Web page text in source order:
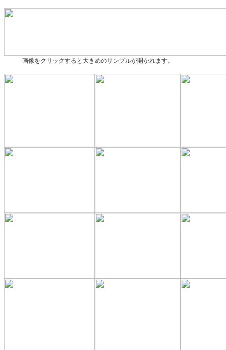
画像をクリックすると大きめのサンプルが開かれます。